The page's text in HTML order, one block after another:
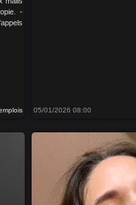
-
05/01/2026 08:00